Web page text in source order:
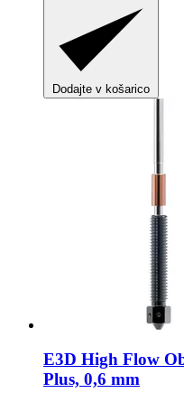
Dodajte v košarico
E3D High Flow
Plus, 0,6 mm